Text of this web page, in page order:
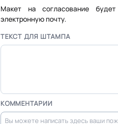
Макет на согласование
электронную почту.
ТЕКСТ ДЛЯ ШТАМПА
КОММЕНТАРИИ